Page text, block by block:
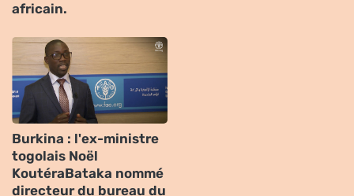
africain.
Burkina : l'ex-ministre
togolais Noël
KoutéraBataka nommé
directeur du bureau du